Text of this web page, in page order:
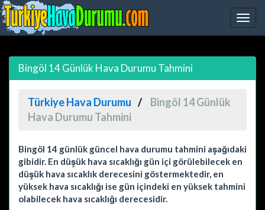
Bingöl 14 Günlük Hava Durumu Tahmini
Türkiye Hava Durumu
Bingöl 14 Günlük
Hava Durumu Tahmini
Bingöl 14 günlük güncel hava durumu tahmini aşağıdaki
gibidir. En düşük hava sıcaklığı gün içi görülebilecek en
düşük hava sıcaklık derecesini göstermektedir, en
yüksek hava sıcaklığı ise gün içindeki en yüksek tahmini
olabilecek hava sıcaklığı derecesidir.